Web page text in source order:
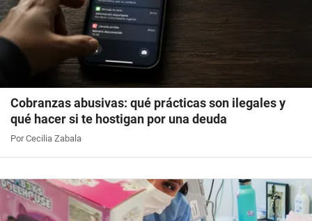
Cobranzas abusivas: qué prácticas son ilegales y
qué hacer si te hostigan por una deuda
Por Cecilia Zabala